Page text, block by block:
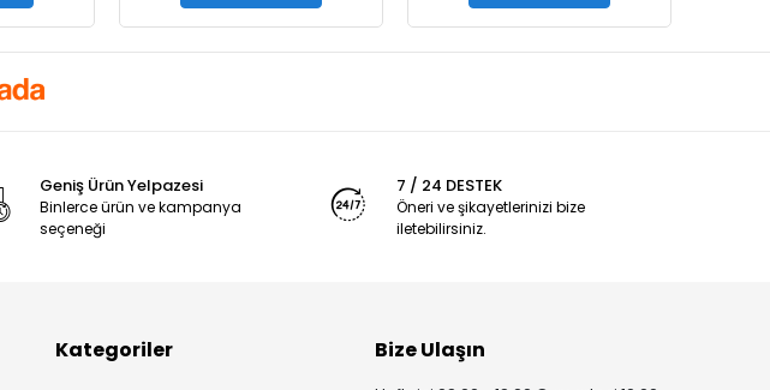
Geniş Ürün Yelpazesi
Binlerce ürün ve kampanya
seçeneği
7 / 24 DESTEK
Öneri ve şikayetlerinizi bize
iletebilirsiniz.
Kategoriler Bize Ulaşın